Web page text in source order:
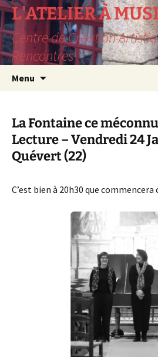
L'ATELIER À
Centre de Création
Rencontres
Menu
La Fontaine ce
Lecture – Vendredi 24
Quévert (22)
C’est bien à 20h30 que